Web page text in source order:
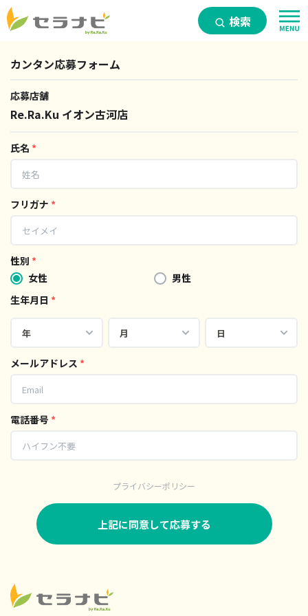
検索
カンタン応募フォーム
応募店舗
Re.Ra.Ku イオン古河店
氏名 *
フリガナ *
性別 *
女性
男性
生年月日 *
メールアドレス *
電話番号 *
プライバシーポリシー